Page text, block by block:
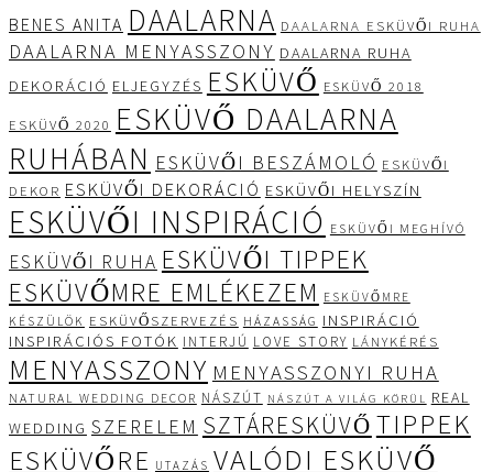
BENES ANITA DAALARNA DAALARNA ESKÜVŐI RUHA
DAALARNA MENYASSZONY DAALARNA RUHA
DEKORÁCIÓ ELJEGYZÉS ESKÜVŐ ESKÜVŐ 2018
ESKÜVŐ 2020 ESKÜVŐ DAALARNA
RUHÁBAN ESKÜVŐI BESZÁMOLÓ ESKÜVŐI
DEKOR ESKÜVŐI DEKORÁCIÓ ESKÜVŐI HELYSZÍN
ESKÜVŐI INSPIRÁCIÓ ESKÜVŐI MEGHÍVÓ
ESKÜVŐI RUHA ESKÜVŐI TIPPEK
ESKÜVŐMRE EMLÉKEZEM
ESKÜVŐMRE
KÉSZÜLÖK ESKÜVŐSZERVEZÉS HÁZASSÁG INSPIRÁCIÓ
INSPIRÁCIÓS FOTÓK INTERJÚ LOVE STORY LÁNYKÉRÉS
MENYASSZONY MENYASSZONYI RUHA
NATURAL WEDDING DECOR NÁSZÚT NÁSZÚT A VILÁG KÖRÜL REAL
WEDDING SZERELEM SZTÁRESKÜVŐ TIPPEK
ESKÜVŐRE UTAZÁS VALÓDI ESKÜVŐ